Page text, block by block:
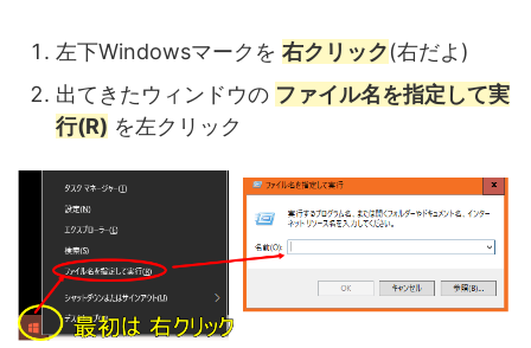
左下Windowsマークを 右クリック(右だよ)
出てきたウィンドウの ファイル名を指定して実
行(R) を左クリック